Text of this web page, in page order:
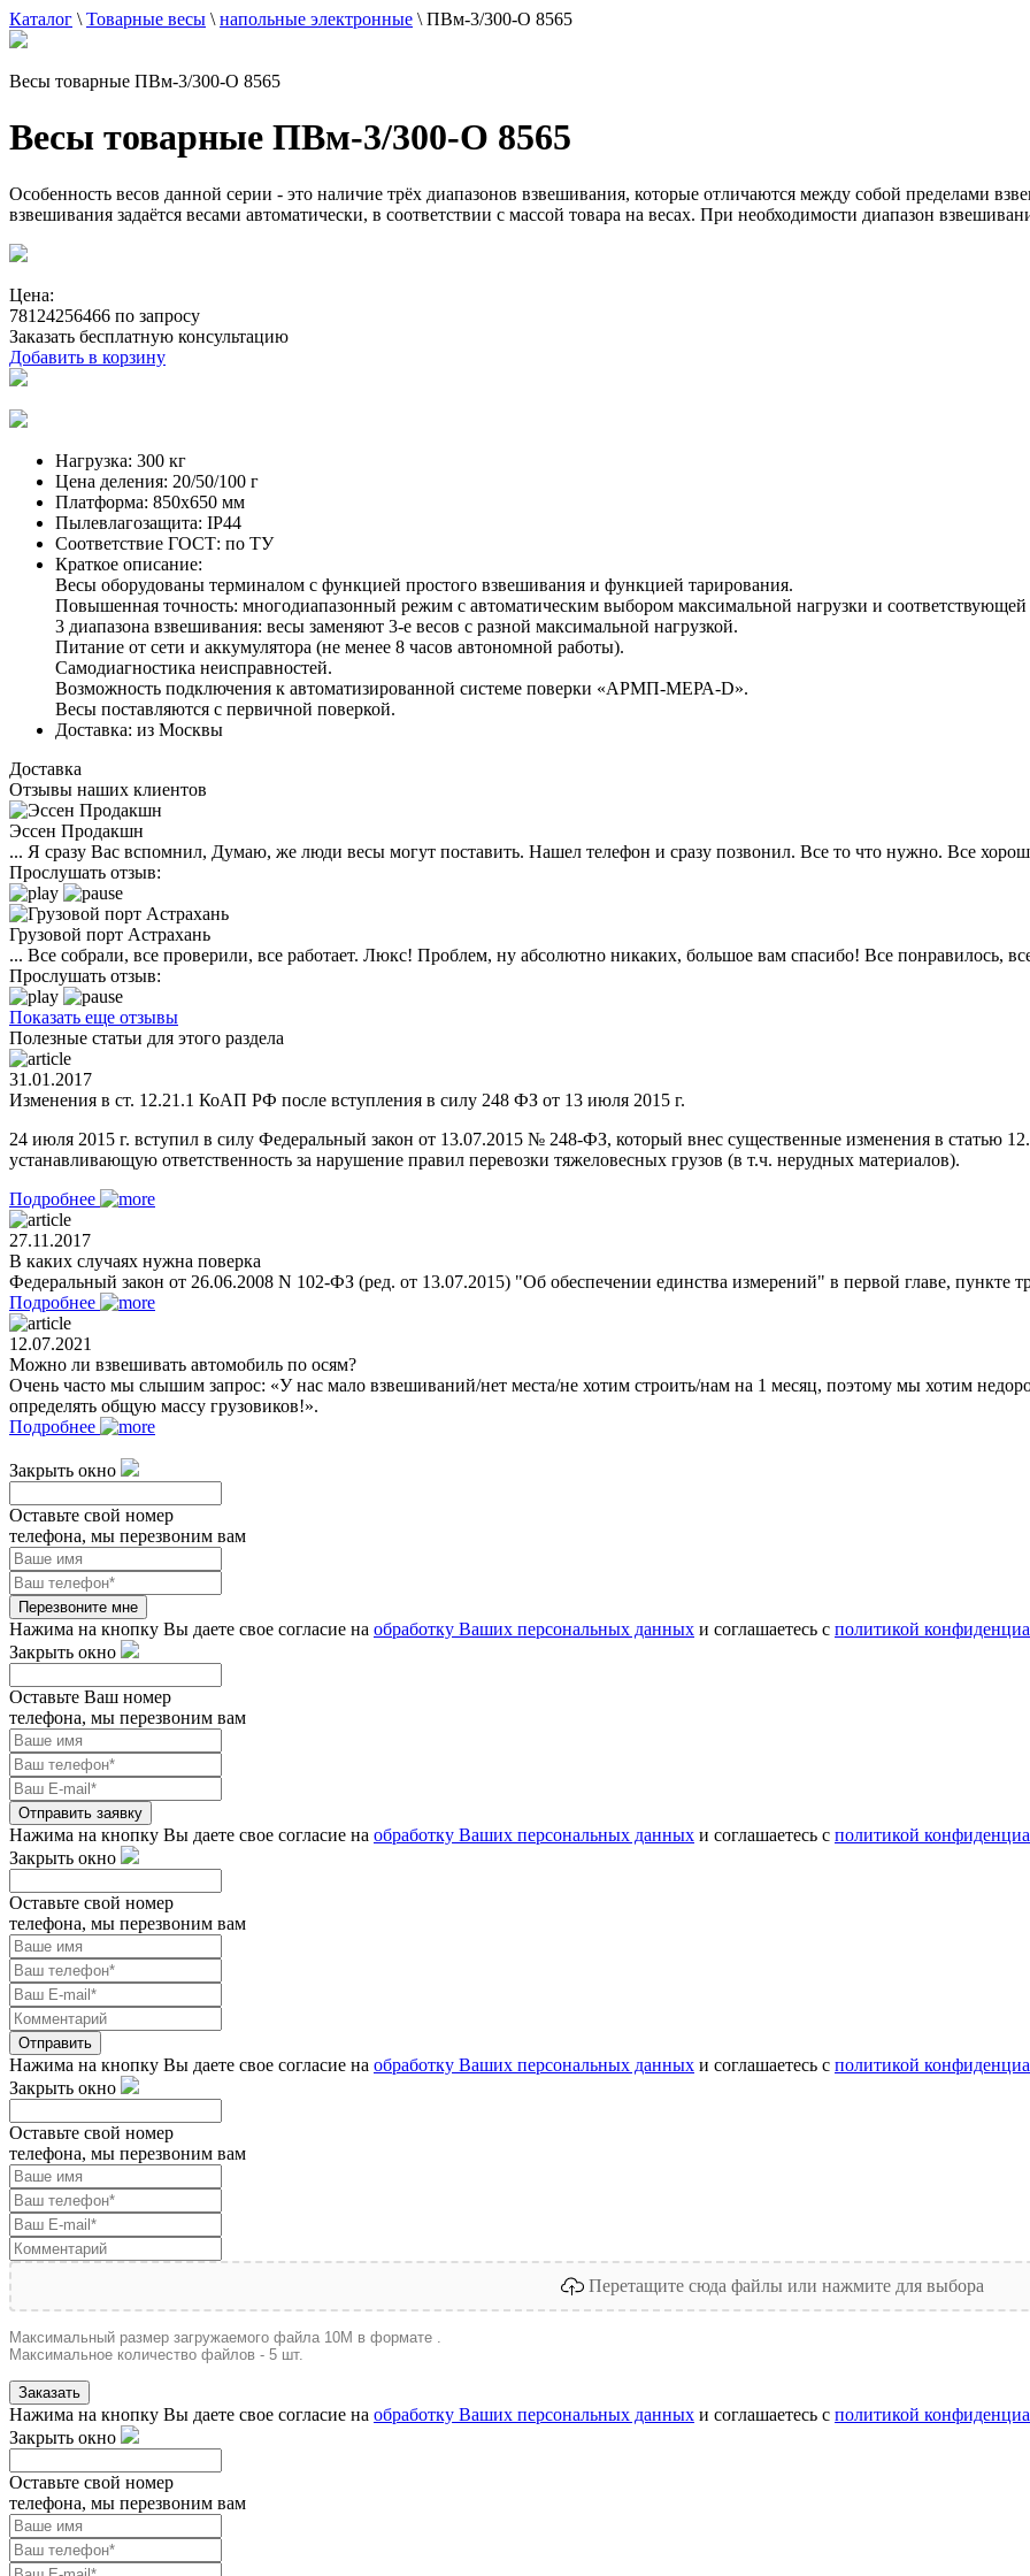
Каталог \ Товарные весы \ напольные электронные \ ПВм-3/300-О 8565
Весы товарные ПВм-3/300-О 8565
Весы товарные ПВм-3/300-О 8565
Особенность весов данной серии - это наличие трёх диапазонов взвешивания, которые отличаются между собой пределами
взвешивания задаётся весами автоматически, в соответствии с массой товара на весах. При необходимости диапазон
Цена:
78124256466 по запросу
Заказать бесплатную консультацию
Добавить в корзину
Нагрузка: 300 кг
Цена деления: 20/50/100 г
Платформа: 850х650 мм
Пылевлагозащита: IP44
Соответствие ГОСТ: по ТУ
Краткое описание:
Весы оборудованы терминалом с функцией простого взвешивания и функцией тарирования.
Повышенная точность: многодиапазонный режим с автоматическим выбором максимальной нагрузки и соответствующей
3 диапазона взвешивания: весы заменяют 3-е весов с разной максимальной нагрузкой.
Питание от сети и аккумулятора (не менее 8 часов автономной работы).
Самодиагностика неисправностей.
Возможность подключения к автоматизированной системе поверки «АРМП-МЕРА-D».
Весы поставляются с первичной поверкой.
Доставка: из Москвы
Доставка
Отзывы наших клиентов
Эссен Продакшн
... Я сразу Вас вспомнил, Думаю, же люди весы могут поставить. Нашел телефон и сразу позвонил. Все то что нужно. Все
Прослушать отзыв:
Грузовой порт Астрахань
... Все собрали, все проверили, все работает. Люкс! Проблем, ну абсолютно никаких, большое вам спасибо! Все понравилось,
Прослушать отзыв:
Показать еще отзывы
Полезные статьи для этого раздела
31.01.2017
Изменения в ст. 12.21.1 КоАП РФ после вступления в силу 248 ФЗ от 13 июля 2015 г.
24 июля 2015 г. вступил в силу Федеральный закон от 13.07.2015 № 248-ФЗ, который внес существенные изменения в статью
устанавливающую ответственность за нарушение правил перевозки тяжеловесных грузов (в т.ч. нерудных материалов).
Подробнее
27.11.2017
В каких случаях нужна поверка
Федеральный закон от 26.06.2008 N 102-ФЗ (ред. от 13.07.2015) "Об обеспечении единства измерений" в первой главе, пункте
Подробнее
12.07.2021
Можно ли взвешивать автомобиль по осям?
Очень часто мы слышим запрос: «У нас мало взвешиваний/нет места/не хотим строить/нам на 1 месяц, поэтому мы хотим
определять общую массу грузовиков!».
Подробнее
Закрыть окно
Оставьте свой номер
телефона, мы перезвоним вам
Перезвоните мне
Нажима на кнопку Вы даете свое согласие на обработку Ваших персональных данных и соглашаетесь с политикой
Закрыть окно
Оставьте Ваш номер
телефона, мы перезвоним вам
Отправить заявку
Нажима на кнопку Вы даете свое согласие на обработку Ваших персональных данных и соглашаетесь с политикой
Закрыть окно
Оставьте свой номер
телефона, мы перезвоним вам
Отправить
Нажима на кнопку Вы даете свое согласие на обработку Ваших персональных данных и соглашаетесь с политикой
Закрыть окно
Оставьте свой номер
телефона, мы перезвоним вам
Перетащите сюда файлы или нажмите для выбора
Максимальный размер загружаемого файла 10M в формате .
Максимальное количество файлов - 5 шт.
Заказать
Нажима на кнопку Вы даете свое согласие на обработку Ваших персональных данных и соглашаетесь с политикой
Закрыть окно
Оставьте свой номер
телефона, мы перезвоним вам